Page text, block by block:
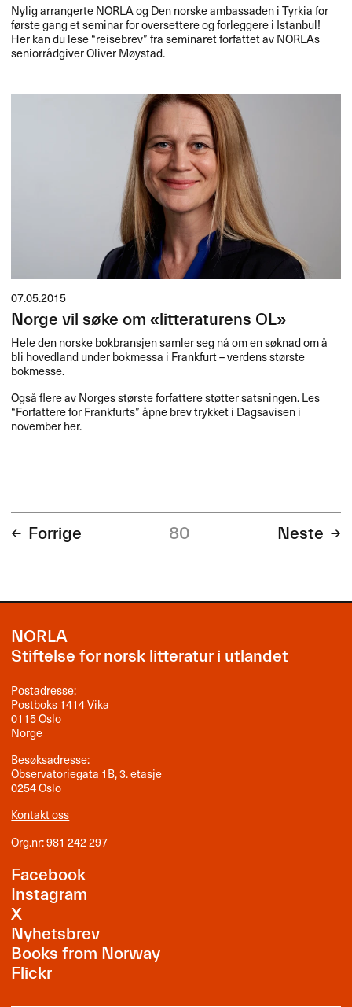
Nylig arrangerteNORLAog Den norske ambassaden i Tyrkia for
første gang et seminar for oversettere og forleggere i Istanbul!
Her kan du lese “reisebrev” fra seminaret forfattet av NORLAs
seniorrådgiver Oliver Møystad.
07.05.2015
Norge vil søke om «litteraturens OL»
Hele den norske bokbransjen samler seg nå om en søknad om å
bli hovedland under bokmessa i Frankfurt – verdens største
bokmesse.
Også flere av Norges største forfattere støtter satsningen. Les
“Forfattere for Frankfurts” åpne brev trykket i Dagsavisen i
november her.
Forrige 80 Neste
NORLA
Stiftelse for norsk litteratur i utlandet
Postadresse:
Postboks 1414 Vika
0115 Oslo
Norge
Besøksadresse:
Observatoriegata 1B, 3. etasje
0254 Oslo
Kontakt oss
Org.nr: 981 242 297
Facebook
Instagram
X
Nyhetsbrev
Books from Norway
Flickr